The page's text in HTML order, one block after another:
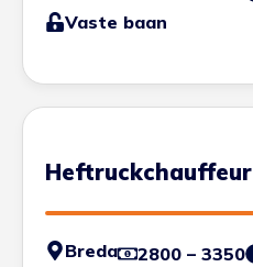
Vaste baan
Heftruckchauffeur
Breda 2800 – 3350